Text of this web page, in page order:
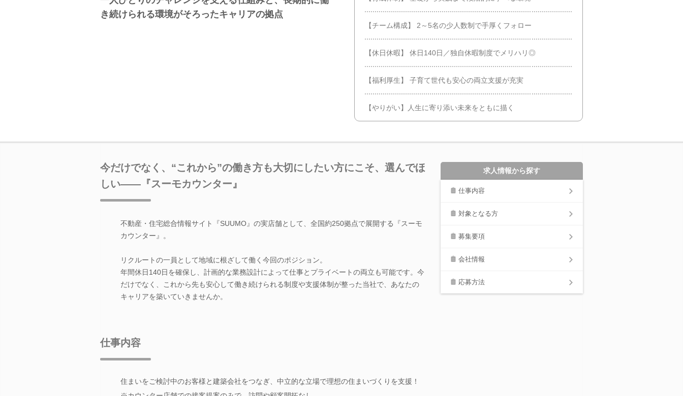
き続けられる環境がそろったキャリアの拠点
【チーム構成】 2～5名の少人数制で手厚くフォロー
【休日休暇】 休日140日／独自休暇制度でメリハリ◎
【福利厚生】 子育て世代も安心の両立支援が充実
【やりがい】人生に寄り添い未来をともに描く
今だけでなく、“これから”の働き方も大切にしたい方にこそ、選んでほ
しい――『スーモカウンター』
不動産・住宅総合情報サイト『SUUMO』の実店舗として、全国約250拠点で展開する『スーモ
カウンター』。
リクルートの一員として地域に根ざして働く今回のポジション。
年間休日140日を確保し、計画的な業務設計によって仕事とプライベートの両立も可能です。今
だけでなく、これから先も安心して働き続けられる制度や支援体制が整った当社で、あなたの
キャリアを築いていきませんか。
仕事内容
住まいをご検討中のお客様と建築会社をつなぎ、中立的な立場で理想の住まいづくりを支援！
求人情報から探す
仕事内容
対象となる方
募集要項
会社情報
応募方法